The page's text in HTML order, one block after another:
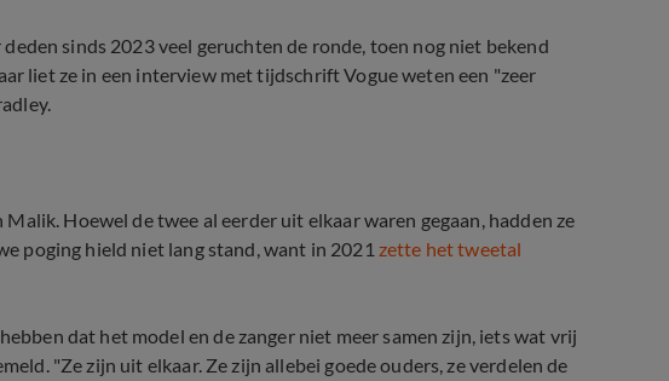
sinds 2023 veel geruchten de ronde, toen nog niet bekend
liet ze in een interview met tijdschrift Vogue weten een "zeer
Hoewel de twee al eerder uit elkaar waren gegaan, hadden ze
poging hield niet lang stand, want in 2021 zette het tweetal
dat het model en de zanger niet meer samen zijn, iets wat vrij
"Ze zijn uit elkaar. Ze zijn allebei goede ouders, ze verdelen de